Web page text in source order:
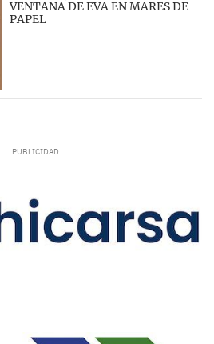
VENTANA DE EVA EN MARES DE
PAPEL